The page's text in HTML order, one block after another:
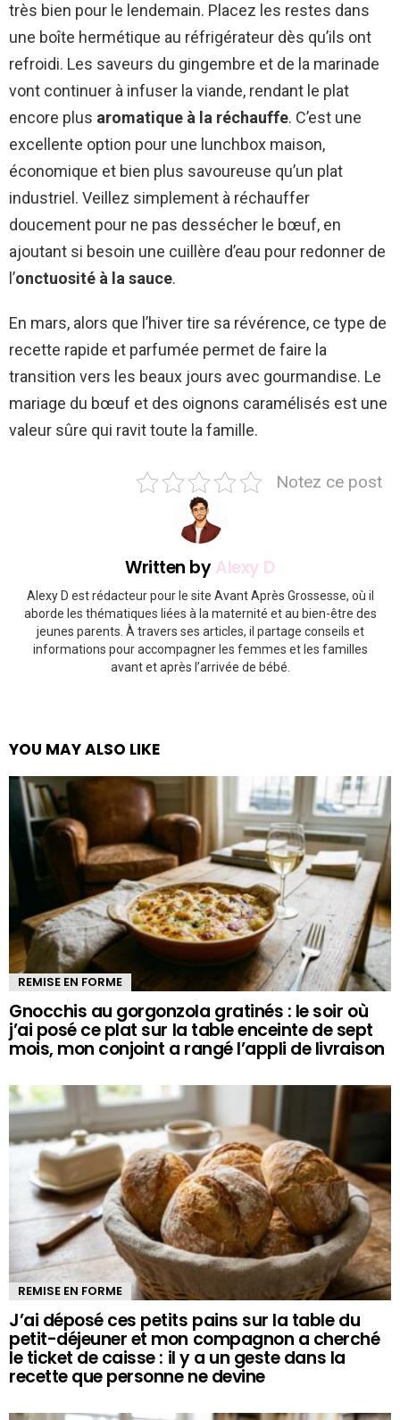
très bien pour le lendemain. Placez les restes dans
une boîte hermétique au réfrigérateur dès qu’ils ont
refroidi. Les saveurs du gingembre et de la marinade
vont continuer à infuser la viande, rendant le plat
encore plus aromatique à la réchauffe. C’est une
excellente option pour une lunchbox maison,
économique et bien plus savoureuse qu’un plat
industriel. Veillez simplement à réchauffer
doucement pour ne pas dessécher le bœuf, en
ajoutant si besoin une cuillère d’eau pour redonner de
l’onctuosité à la sauce.
En mars, alors que l’hiver tire sa révérence, ce type de
recette rapide et parfumée permet de faire la
transition vers les beaux jours avec gourmandise. Le
mariage du bœuf et des oignons caramélisés est une
valeur sûre qui ravit toute la famille.
Notez ce post
Written byAlexy D
Alexy D est rédacteur pour le site Avant Après Grossesse, où il
aborde les thématiques liées à la maternité et au bien-être des
jeunes parents. À travers ses articles, il partage conseils et
informations pour accompagner les femmes et les familles
avant et après l’arrivée de bébé.
YOU MAY ALSO LIKE
REMISE EN FORME
Gnocchis au gorgonzola gratinés : le soir où
j’ai posé ce plat sur la table enceinte de sept
mois, mon conjoint a rangé l’appli de livraison
REMISE EN FORME
J’ai déposé ces petits pains sur la table du
petit-déjeuner et mon compagnon a cherché
le ticket de caisse : il y a un geste dans la
recette que personne ne devine